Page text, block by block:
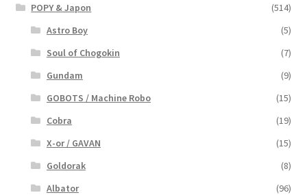
POPY & Japon
(514)
Astro Boy
(5)
Soul of Chogokin
(7)
Gundam
(9)
GOBOTS / Machine Robo
(15)
Cobra
(19)
X-or / GAVAN
(15)
Goldorak
(8)
Albator
(96)